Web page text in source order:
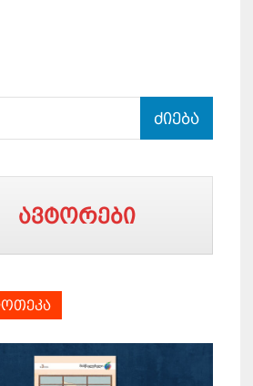
ძიება
ავტორები